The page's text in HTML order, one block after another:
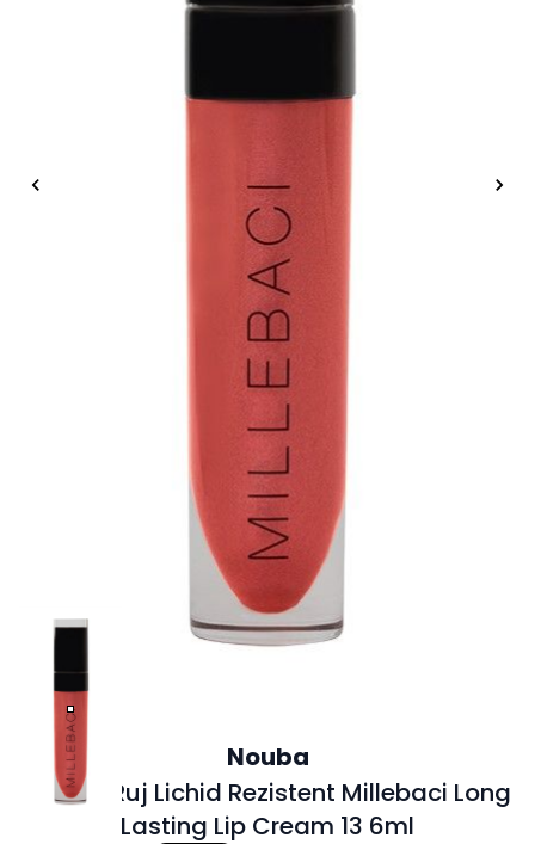
Nouba
Nouba Ruj Lichid Rezistent Millebaci Long
Lasting Lip Cream 13 6ml